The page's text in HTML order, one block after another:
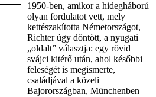
1950-ben, amikor a hidegháború
olyan fordulatot vett, mely
kettészakította Németországot,
Richter úgy döntött, a nyugati
„oldalt” választja: egy rövid
svájci kitérő után, ahol későbbi
feleségét is megismerte,
családjával a közeli
Bajorországban, Münchenben